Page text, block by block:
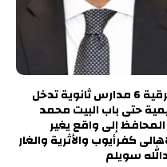
ثورة تعليمية جديدة مستمرة بالشرقية 6 مدارس ثانوية تدخل
حتى باب البيت محمد
إلى واقع يغير
كفرأيوب والأثرية والغار
سويلم